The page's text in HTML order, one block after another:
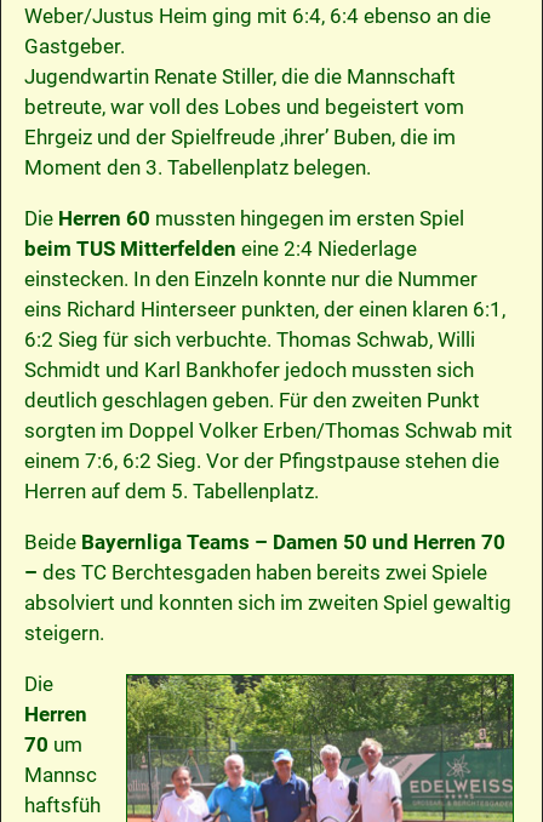
Weber/Justus Heim ging mit 6:4, 6:4 ebenso an die
Gastgeber.
Jugendwartin Renate Stiller, die die Mannschaft
betreute, war voll des Lobes und begeistert vom
Ehrgeiz und der Spielfreude ‚ihrer’ Buben, die im
Moment den 3. Tabellenplatz belegen.
Die Herren 60 mussten hingegen im ersten Spiel
beim TUS Mitterfelden eine 2:4 Niederlage
einstecken. In den Einzeln konnte nur die Nummer
eins Richard Hinterseer punkten, der einen klaren 6:1,
6:2 Sieg für sich verbuchte. Thomas Schwab, Willi
Schmidt und Karl Bankhofer jedoch mussten sich
deutlich geschlagen geben. Für den zweiten Punkt
sorgten im Doppel Volker Erben/Thomas Schwab mit
einem 7:6, 6:2 Sieg. Vor der Pfingstpause stehen die
Herren auf dem 5. Tabellenplatz.
BeideBayernliga Teams – Damen 50 und Herren 70
– des TC Berchtesgaden haben bereits zwei Spiele
absolviert und konnten sich im zweiten Spiel gewaltig
steigern.
Die
Herren
70 um
Mannsc
haftsfüh